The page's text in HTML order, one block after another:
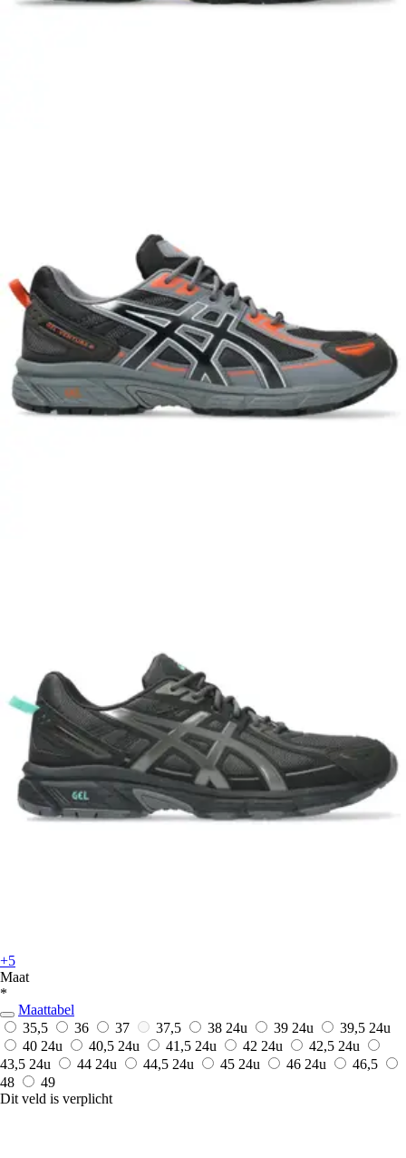
+5
Maat
*
Maattabel
35,5
36 37 37,5 38 24u 39 24u 39,5 24u
40 24u 40,5 24u 41,5 24u 42 24u 42,5 24u
43,5 24u 44 24u 44,5 24u 45 24u 46 24u
46,5
48
49
Dit veld is verplicht